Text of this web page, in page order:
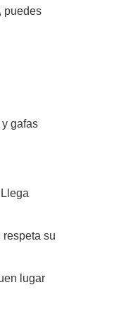
puedes
gafas
su
lugar